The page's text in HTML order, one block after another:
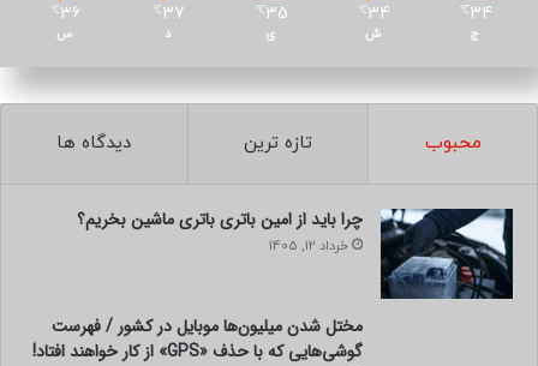
34
℃
ج
34
℃
ش
35
℃
ی
37
℃
د
36
℃
س
محبوب تازه ترین دیدگاه ها
چرا باید از امین باتری باتری ماشین بخریم؟
خرداد 12, 1405
مختل شدن میلیون‌ها موبایل در کشور / فهرست
گوشی‌هایی که با حذف «GPS» از کار خواهند افتاد!